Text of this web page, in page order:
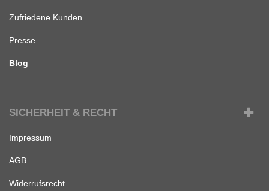
Zufriedene Kunden
Presse
Blog
SICHERHEIT & RECHT
Impressum
AGB
Widerrufsrecht